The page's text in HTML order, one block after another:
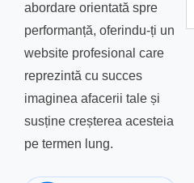
abordare orientată spre
performanță, oferindu-ți un
website profesional care
reprezintă cu succes
imaginea afacerii tale și
susține creșterea acesteia
pe termen lung.